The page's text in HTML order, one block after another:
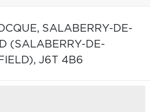
SALABERRY-DE-
(SALABERRY-DE-
J6T 4B6